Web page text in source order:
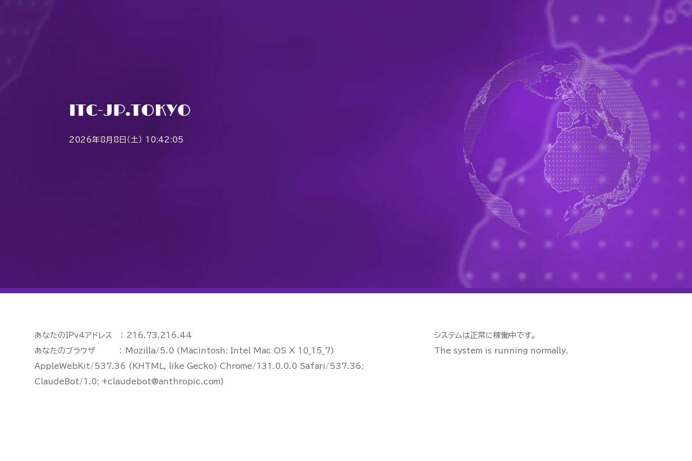
2026年8月8日（土） 10:42:06
システムは正常に稼働中です。
The system is running normally.
あなたのIPv4アドレス ： 216.73.216.44
あなたのブラウザ ： Mozilla/5.0 (Macintosh; Intel Mac OS X 10_15_7)
AppleWebKit/537.36 (KHTML, like Gecko) Chrome/131.0.0.0 Safari/537.36;
ClaudeBot/1.0; +claudebot@anthropic.com)